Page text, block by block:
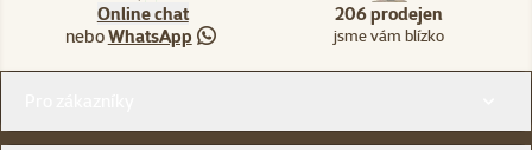
Online chat
neboWhatsApp
206 prodejen
jsme vám blízko